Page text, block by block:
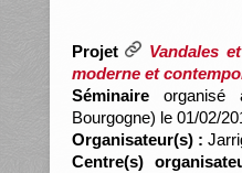
Projet
Vandales
moderne et
Séminaireorganisé
Bourgogne) le 01/02/
Organisateur(s) :
Centre(s)